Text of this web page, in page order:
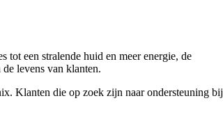
een stralende huid en meer energie, de
levens van klanten.
Klanten die op zoek zijn naar ondersteuning bij